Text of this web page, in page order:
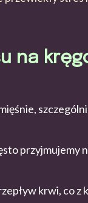
na
przyjmujemy
krwi, co z